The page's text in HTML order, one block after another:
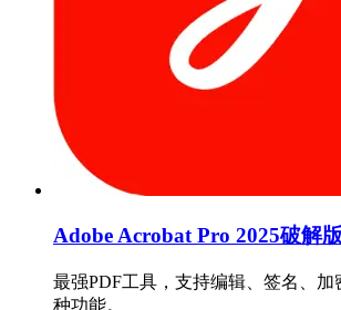
Adobe Acrobat Pro 2025破解版
最强PDF工具，支持编辑、签名、加
种功能。